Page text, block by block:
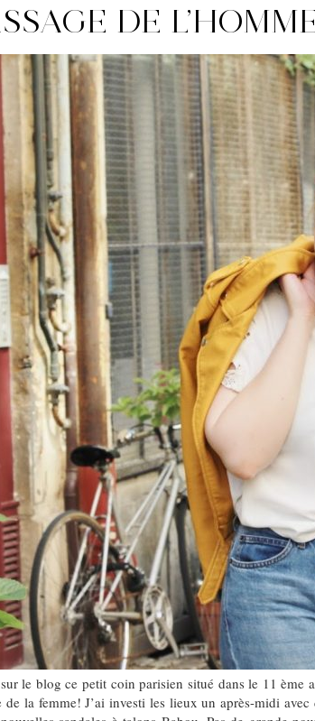
DE
le blog ce petit coin parisien situé dans le 11 ème
la femme! J’ai investi les lieux un après-midi